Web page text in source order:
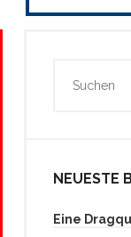
NEUESTE
Eine